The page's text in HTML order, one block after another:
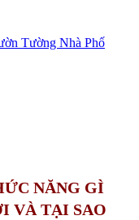
Tường Nhà Phố
NĂNG GÌ
VÀ TẠI SAO